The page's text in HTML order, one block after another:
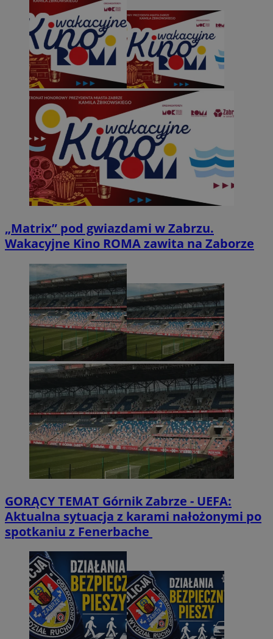
„Matrix” pod gwiazdami w Zabrzu.
Wakacyjne Kino ROMA zawita na Zaborze
GORĄCY TEMAT Górnik Zabrze - UEFA:
Aktualna sytuacja z karami nałożonymi po
spotkaniu z Fenerbache